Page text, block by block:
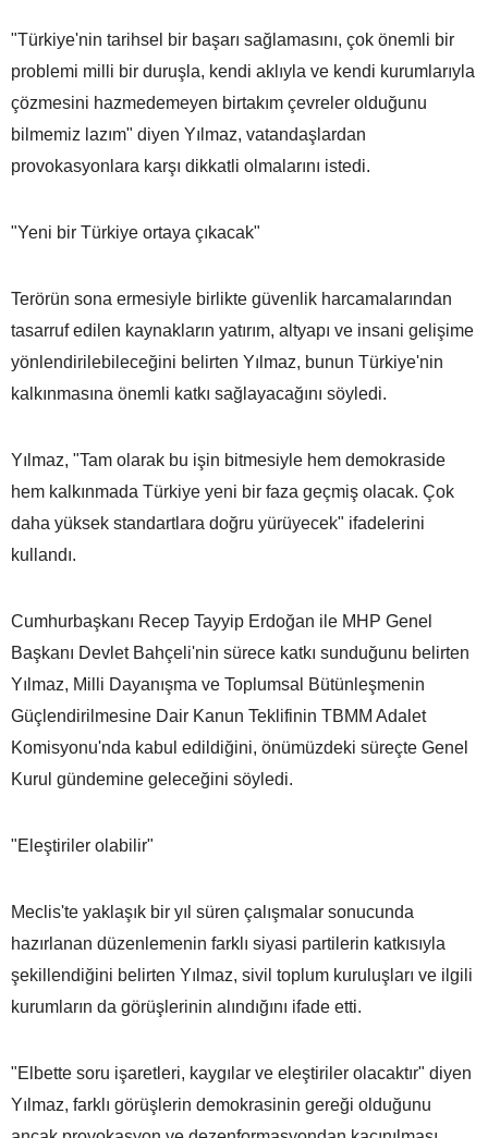
"Türkiye'nin tarihsel bir başarı sağlamasını, çok önemli bir
problemi milli bir duruşla, kendi aklıyla ve kendi kurumlarıyla
çözmesini hazmedemeyen birtakım çevreler olduğunu
bilmemiz lazım" diyen Yılmaz, vatandaşlardan
provokasyonlara karşı dikkatli olmalarını istedi.
"Yeni bir Türkiye ortaya çıkacak"
Terörün sona ermesiyle birlikte güvenlik harcamalarından
tasarruf edilen kaynakların yatırım, altyapı ve insani gelişime
yönlendirilebileceğini belirten Yılmaz, bunun Türkiye'nin
kalkınmasına önemli katkı sağlayacağını söyledi.
Yılmaz, "Tam olarak bu işin bitmesiyle hem demokraside
hem kalkınmada Türkiye yeni bir faza geçmiş olacak. Çok
daha yüksek standartlara doğru yürüyecek" ifadelerini
kullandı.
Cumhurbaşkanı Recep Tayyip Erdoğan ile MHP Genel
Başkanı Devlet Bahçeli'nin sürece katkı sunduğunu belirten
Yılmaz, Milli Dayanışma ve Toplumsal Bütünleşmenin
Güçlendirilmesine Dair Kanun Teklifinin TBMM Adalet
Komisyonu'nda kabul edildiğini, önümüzdeki süreçte Genel
Kurul gündemine geleceğini söyledi.
"Eleştiriler olabilir"
Meclis'te yaklaşık bir yıl süren çalışmalar sonucunda
hazırlanan düzenlemenin farklı siyasi partilerin katkısıyla
şekillendiğini belirten Yılmaz, sivil toplum kuruluşları ve ilgili
kurumların da görüşlerinin alındığını ifade etti.
"Elbette soru işaretleri, kaygılar ve eleştiriler olacaktır" diyen
Yılmaz, farklı görüşlerin demokrasinin gereği olduğunu